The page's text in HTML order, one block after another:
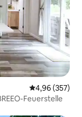
4,96 (357)
Feuerstelle